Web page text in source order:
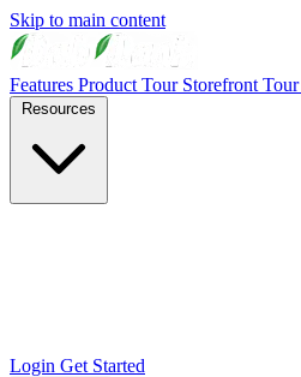
Skip to main content
Features Product Tour Storefront Tour
Login Get Started